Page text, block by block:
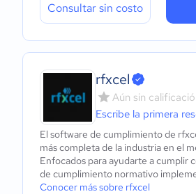
Consultar sin costo
rfxcel
Aún sin
Escribe la primera
El software de cumplimiento de
más completa de la industria en el
Enfocados para ayudarte a cumplir
de cumplimiento normativo
Conocer más sobre rfxcel